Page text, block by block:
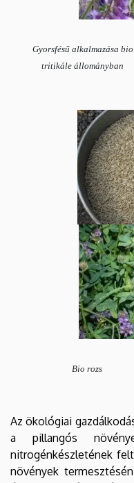
Gyorsfésű alkalmazása bio
tritikále állományban
Bio rozs
Az ökológiai
a pillangós
nitrogénkészletének
növények